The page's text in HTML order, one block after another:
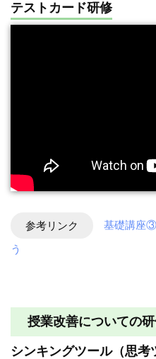
テストカード研修
参考リンク
基礎講座③
う
授業改善についての
シンキングツール（思考